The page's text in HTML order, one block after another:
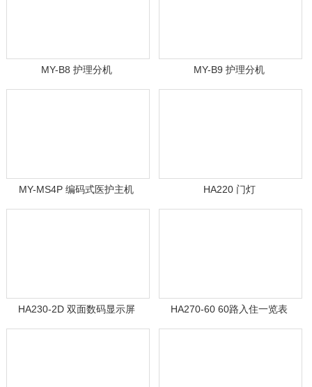
MY-B8 护理分机 MY-B9 护理分机
MY-MS4P 编码式医护主机 HA220 门灯
HA230-2D 双面数码显示屏 HA270-60 60路入住一览表